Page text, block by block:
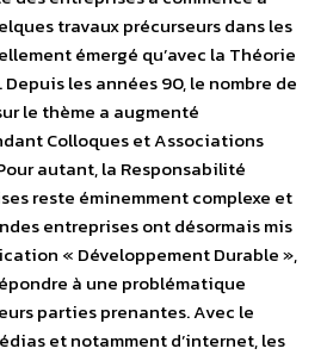
travaux précurseurs dans les
émergé qu’avec la Théorie
les années 90, le nombre de
le thème a augmenté
Colloques et Associations
autant, la Responsabilité
reste éminemment complexe et
entreprises ont désormais mis
« Développement Durable »,
à une problématique
parties prenantes. Avec le
et notamment d’internet, les